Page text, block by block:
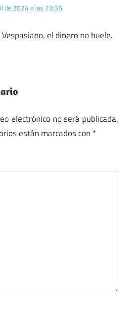
de 2024 a las 23:36
el dinero no huele.
electrónico no será publicada.
están marcados con *